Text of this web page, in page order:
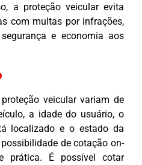
a proteção veicular evita
com multas por infrações,
e economia aos
veicular variam de
a idade do usuário, o
localizado e o estado da
de cotação on-
prática. É possível cotar